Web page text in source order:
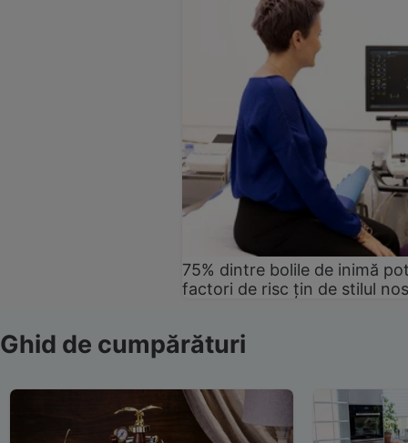
75% dintre bolile de inimă
factori de risc țin de stilul
Ghid de cumpărături